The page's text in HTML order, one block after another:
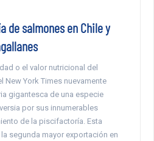
de salmones en Chile y
o el valor nutricional del
New York Times nuevamente
gigantesca de una especie
por sus innumerables
de la piscifactoría. Esta
segunda mayor exportación en